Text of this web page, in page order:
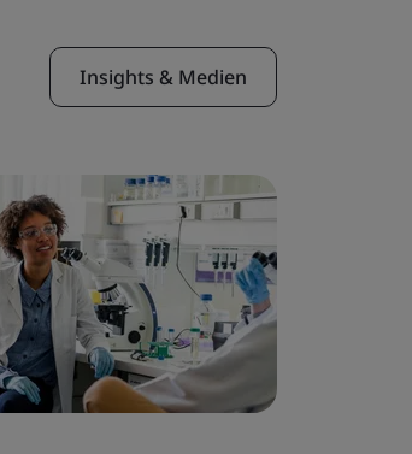
Insights & Medien